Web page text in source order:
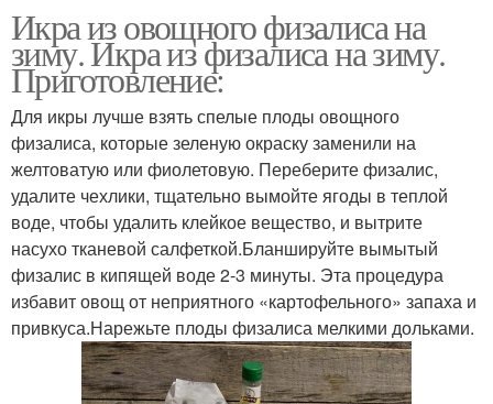
Икра из овощного физалиса на
зиму. Икра из физалиса на зиму.
Приготовление:
Для икры лучше взять спелые плоды овощного
физалиса, которые зеленую окраску заменили на
желтоватую или фиолетовую. Переберите физалис,
удалите чехлики, тщательно вымойте ягоды в теплой
воде, чтобы удалить клейкое вещество, и вытрите
насухо тканевой салфеткой.Бланшируйте вымытый
физалис в кипящей воде 2-3 минуты. Эта процедура
избавит овощ от неприятного «картофельного» запаха и
привкуса.Нарежьте плоды физалиса мелкими дольками.